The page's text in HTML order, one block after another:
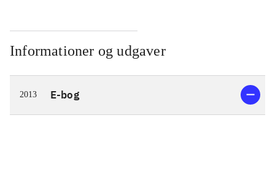
Informationer og udgaver
2013 E-bog